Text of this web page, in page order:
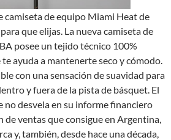
camiseta de equipo Miami Heat de
que elijas. La nueva camiseta de
posee un tejido técnico 100%
ayuda a mantenerte seco y cómodo.
con una sensación de suavidad para
y fuera de la pista de básquet. El
no desvela en su informe financiero
de ventas que consigue en Argentina,
y, también, desde hace una década,